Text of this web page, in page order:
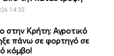
14:35
στην Κρήτη: Αγροτικό
πάνω σε φορτηγό σε
κόμβο!